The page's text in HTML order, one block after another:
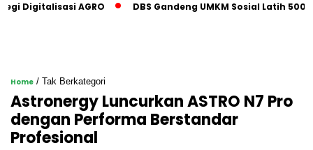
AGRO DBS Gandeng UMKM Sosial Latih 500
Home / Tak Berkategori
Astronergy Luncurkan ASTRO N7 Pro
dengan Performa Berstandar
Profesional